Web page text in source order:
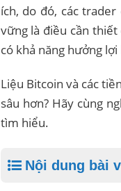
ích, do đó, các
vững là điều cần
có khả năng hưởng
Liệu Bitcoin và các
sâu hơn? Hãy cùng
tìm hiểu.
Nội dung bài